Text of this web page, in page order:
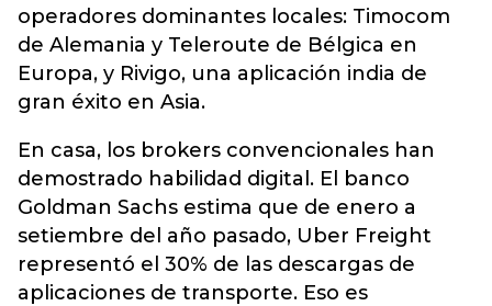
operadores dominantes locales: Timocom
de Alemania y Teleroute de Bélgica en
Europa, y Rivigo, una aplicación india de
gran éxito en Asia.
En casa, los brokers convencionales han
demostrado habilidad digital. El banco
Goldman Sachs estima que de enero a
setiembre del año pasado, Uber Freight
representó el 30% de las descargas de
aplicaciones de transporte. Eso es